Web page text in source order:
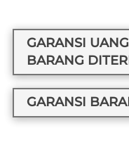
GARANSI
BARANG
GARANSI